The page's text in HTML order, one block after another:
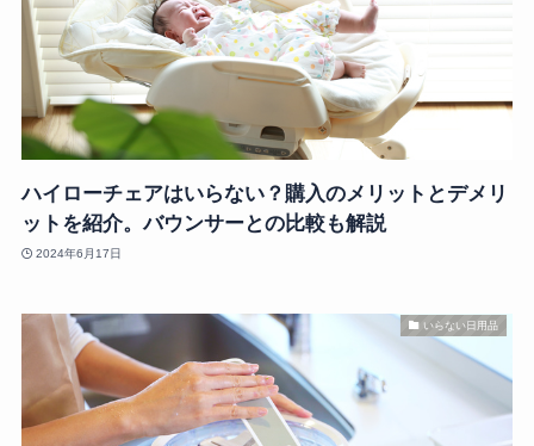
ハイローチェアはいらない？購入のメリットとデメリ
ットを紹介。バウンサーとの比較も解説
2024年6月17日
いらない日用品